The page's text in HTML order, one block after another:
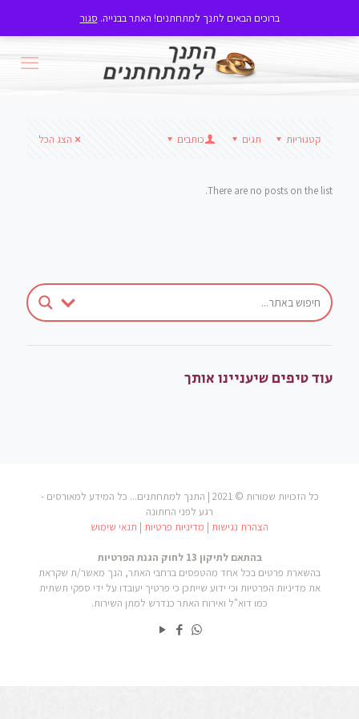
קטגוריות תגים כותבים הצג הכל
There are no posts on the list.
עוד טיפים שיעניינו אותך
כל הזכויות שמורות © 2021 | התנך למתחתנים... כל המידע למאורסים -
רגע לפני החתונה
הצהרת נגישות | מדיניות פרטיות | תנאי שימוש
בהתאם לתיקון 13 לחוק הגנת הפרטיות
בהשארת פרטים בכל אחד מהטפסים ברחבי האתר, הנך מאשר/ת שקראת
את מדיניות הפרטיות וכי ידוע שייתכן כי פרטיך יעובדו על ידי ספקי תשתית
כמו דוא"ל ואירוח האתר כנדרש למתן השירות.
ברוכים הבאים לתנך למתחתנים! האתר בבנייה. סגור